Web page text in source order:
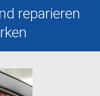
reparieren